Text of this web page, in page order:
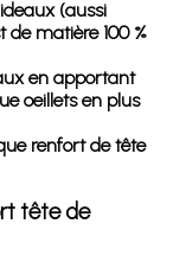
(aussi
matière 100 %
en apportant
oeillets en plus
renfort de tête
tête de